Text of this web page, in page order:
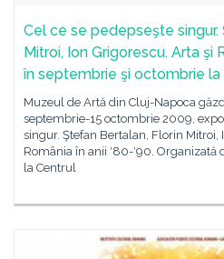
Cel ce se pedepseşte
Mitroi, Ion Grigorescu. Arta şi
în septembrie şi octombrie
Muzeul de Artă din Cluj-Napoca
septembrie-15 octombrie 2009,
singur. Ştefan Bertalan, Florin Mitroi,
România în anii ′80-′90.
la Centrul